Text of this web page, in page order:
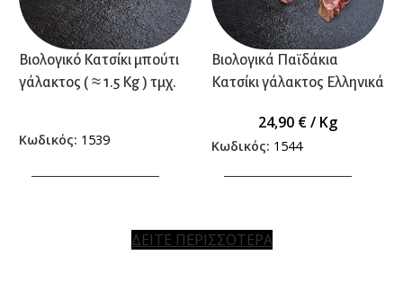
Βιολογικό Κατσίκι μπούτι
γάλακτος ( ≈ 1.5 Kg ) τμχ.
Κωδικός: 1539
Βιολογικά Παϊδάκια
Κατσίκι γάλακτος Ελληνικά
24,90 €/ Kg
Κωδικός: 1544
ΔΕΙΤΕ ΠΕΡΙΣΣΟΤΕΡΑ